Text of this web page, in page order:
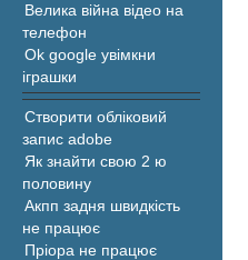
Велика війна відео на
телефон
Ok google увімкни
іграшки
Створити обліковий
запис adobe
Як знайти свою 2 ю
половину
Акпп задня швидкість
не працює
Пріора не працює